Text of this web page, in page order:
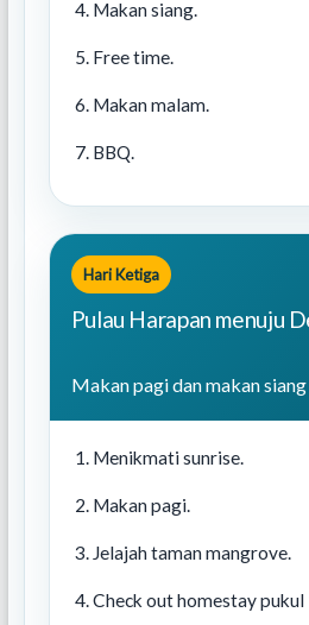
Makan siang.
Free time.
Makan malam.
BBQ.
Hari Ketiga
Pulau Harapan menuju
Makan pagi dan makan
Menikmati sunrise.
Makan pagi.
Jelajah taman mangrove.
Check out homestay